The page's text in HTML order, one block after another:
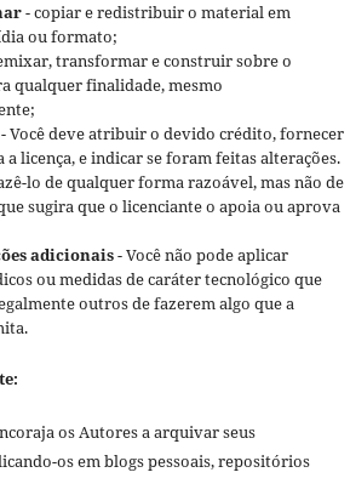
- copiar e redistribuir o material em
ou formato;
transformar e construir sobre o
qualquer finalidade, mesmo
Você deve atribuir o devido crédito, fornecer
licença, e indicar se foram feitas alterações.
lo de qualquer forma razoável, mas não de
sugira que o licenciante o apoia ou aprova
adicionais- Você não pode aplicar
ou medidas de caráter tecnológico que
outros de fazerem algo que a
os Autores a arquivar seus
os em blogs pessoais, repositórios